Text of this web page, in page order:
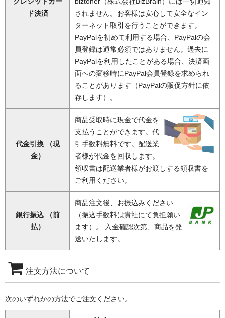
ド決済
されません。お客様は安心して安全なイン
ターネット取引を行うことができます。
PayPalを初めて利用する場合、PayPalの会
員登録は通常必須ではありません。過去に
PayPalを利用したことがある場合、決済画
面への変移時にPayPal会員登録を求められ
ることがあります（PayPalの販促方針に依
存します）。
代金引換 （現
金）
商品受取時に現金で代金を
支払うことができます。代
引手数料無料です。配送業
者様が代金を回収します。
領収書は配送業者様がお渡しする領収書を
ご利用ください。
銀行振込 （前
払）
商品注文後、お振込みください
（振込手数料は貴社にて負担願い
ます）。 入金確認次第、商品を発
送いたします。
注文方法について
次のいずれかの方法でご注文ください。